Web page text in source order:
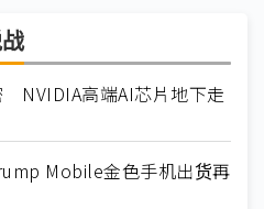
NVIDIA高端AI芯片地下走
Mobile金色手机出货再